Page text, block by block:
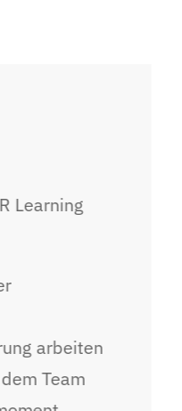
Learning
arbeiten
Team